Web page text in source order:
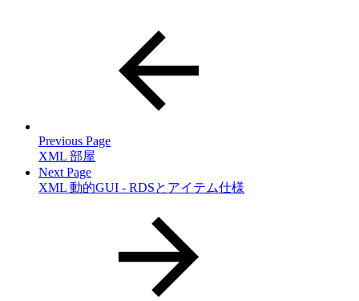
Previous Page
XML 部屋
Next Page
XML 動的GUI - RDSとアイテム仕様